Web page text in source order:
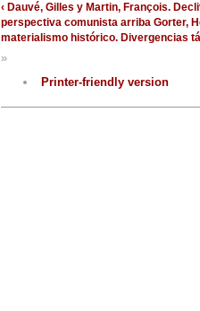
‹ Dauvé, Gilles y Martin, François.
perspectiva comunista arriba Gorter,
materialismo histórico. Divergencias
»
Printer-friendly version